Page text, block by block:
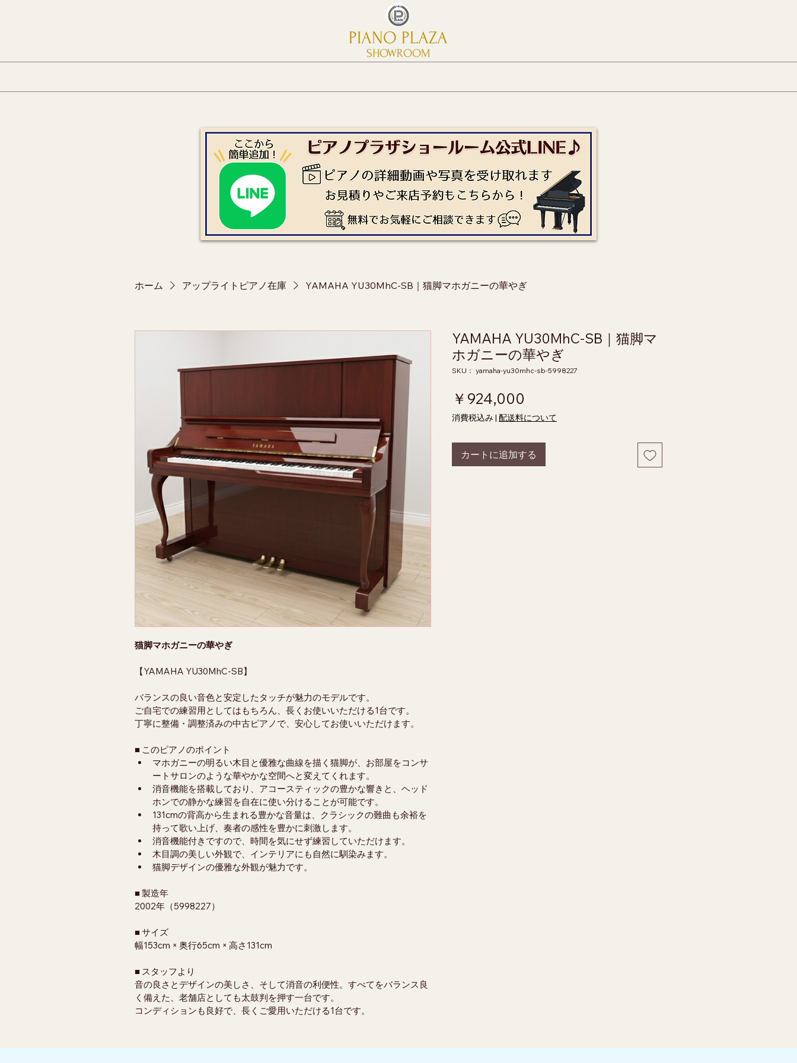
PIANO PLAZA
SHOWROOM
ホーム アップライトピアノ在庫 YAMAHA YU30MhC-SB｜猫脚マホガニーの華やぎ
猫脚マホガニーの華やぎ
【YAMAHA YU30MhC-SB】
バランスの良い音色と安定したタッチが魅力のモデルです。
ご自宅での練習用としてはもちろん、長くお使いいただける1台です。
丁寧に整備・調整済みの中古ピアノで、安心してお使いいただけます。
■ このピアノのポイント
マホガニーの明るい木目と優雅な曲線を描く猫脚が、お部屋をコンサ
ートサロンのような華やかな空間へと変えてくれます。
消音機能を搭載しており、アコースティックの豊かな響きと、ヘッド
ホンでの静かな練習を自在に使い分けることが可能です。
131cmの背高から生まれる豊かな音量は、クラシックの難曲も余裕を
持って歌い上げ、奏者の感性を豊かに刺激します。
消音機能付きですので、時間を気にせず練習していただけます。
木目調の美しい外観で、インテリアにも自然に馴染みます。
猫脚デザインの優雅な外観が魅力です。
■ 製造年
2002年（5998227）
■ サイズ
幅153cm × 奥行65cm × 高さ131cm
■ スタッフより
音の良さとデザインの美しさ、そして消音の利便性。すべてをバランス良
く備えた、老舗店としても太鼓判を押す一台です。
コンディションも良好で、長くご愛用いただける1台です。
YAMAHA YU30MhC-SB｜猫脚マ
ホガニーの華やぎ
SKU： yamaha-yu30mhc-sb-5998227
￥924,000
消費税込み | 配送料について
カートに追加する